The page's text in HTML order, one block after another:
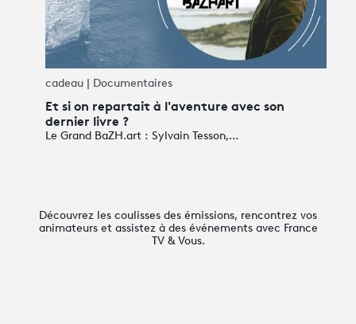
Et si on repartait à l'aventure avec son
dernier livre ?
Le Grand BaZH.art : Sylvain Tesson,…
cadeau | Documentaires
Découvrez les coulisses des émissions, rencontrez vos
animateurs et assistez à des événements avec France
TV & Vous.